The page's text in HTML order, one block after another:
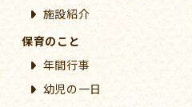
施設紹介
保育のこと
年間行事
幼児の一日